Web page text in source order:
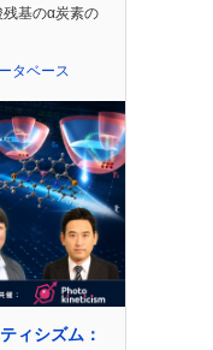
残基のα炭素の
タベース
ィシズム：